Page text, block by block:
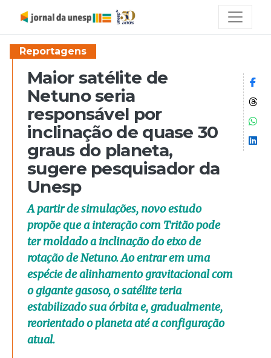
Reportagens
Maior satélite de
Netuno seria
responsável por
inclinação de quase 30
graus do planeta,
sugere pesquisador da
Unesp
A partir de simulações, novo estudo
propõe que a interação com Tritão pode
ter moldado a inclinação do eixo de
rotação de Netuno. Ao entrar em uma
espécie de alinhamento gravitacional com
o gigante gasoso, o satélite teria
estabilizado sua órbita e, gradualmente,
reorientado o planeta até a configuração
atual.